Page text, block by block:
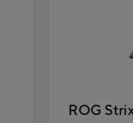
ROG